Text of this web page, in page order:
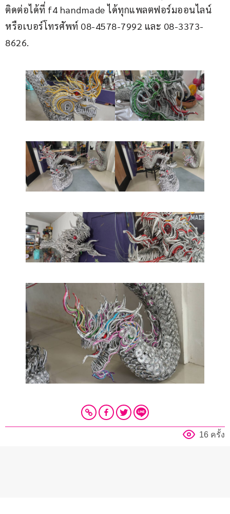
ติดต่อได้ที่ f4 handmade ได้ทุกแพลตฟอร์มออนไลน์
หรือเบอร์โทรศัพท์ 08-4578-7992 และ 08-3373-
8626.
16 ครั้ง